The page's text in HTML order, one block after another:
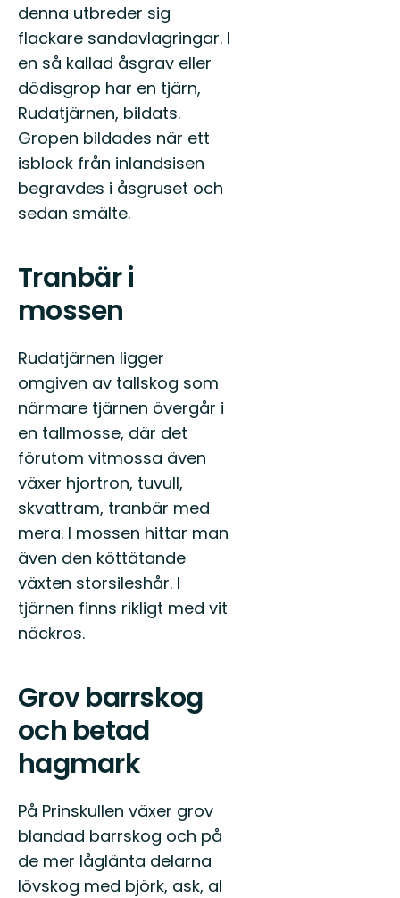
denna utbreder sig
flackare sandavlagringar. I
en så kallad åsgrav eller
dödisgrop har en tjärn,
Rudatjärnen, bildats.
Gropen bildades när ett
isblock från inlandsisen
begravdes i åsgruset och
sedan smälte.
Tranbär i
mossen
Rudatjärnen ligger
omgiven av tallskog som
närmare tjärnen övergår i
en tallmosse, där det
förutom vitmossa även
växer hjortron, tuvull,
skvattram, tranbär med
mera. I mossen hittar man
även den köttätande
växten storsileshår. I
tjärnen finns rikligt med vit
näckros.
Grov barrskog
och betad
hagmark
På Prinskullen växer grov
blandad barrskog och på
de mer låglänta delarna
lövskog med björk, ask, al